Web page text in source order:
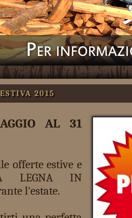
2015
AL 31
offerte estive e
LEGNA IN
l'estate.